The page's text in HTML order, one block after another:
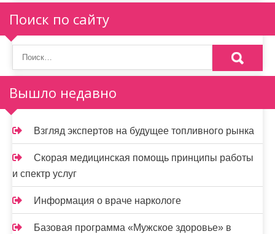
я
п
о
з
а
п
и
с
я
м
Поиск по сайту
Вышло недавно
Взгляд экспертов на будущее топливного рынка
Скорая медицинская помощь принципы работы
и спектр услуг
Информация о враче наркологе
Базовая программа «Мужское здоровье» в